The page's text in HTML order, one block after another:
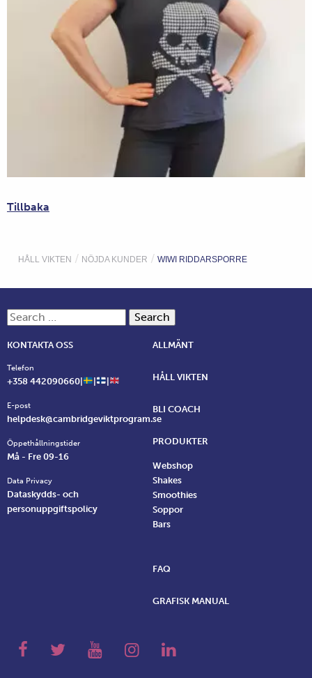
HÅLL VIKTEN / NÖJDA KUNDER / WIWI RIDDARSPORRE
Tillbaka
Search for:
KONTAKTA OSS
Telefon
+358 442090660|
E-post
helpdesk@cambridgeviktprogram.se
Öppethållningstider
Må - Fre 09-16
Data Privacy
Dataskydds- och
personuppgiftspolicy
ALLMÄNT
HÅLL VIKTEN
BLI COACH
PRODUKTER
Webshop
Shakes
Smoothies
Soppor
Bars
FAQ
GRAFISK MANUAL